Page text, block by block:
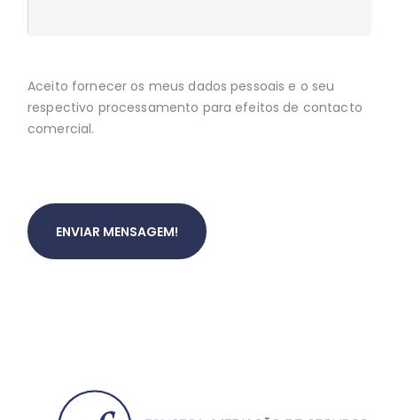
Aceito fornecer os meus dados pessoais e o seu
respectivo processamento para efeitos de contacto
comercial.